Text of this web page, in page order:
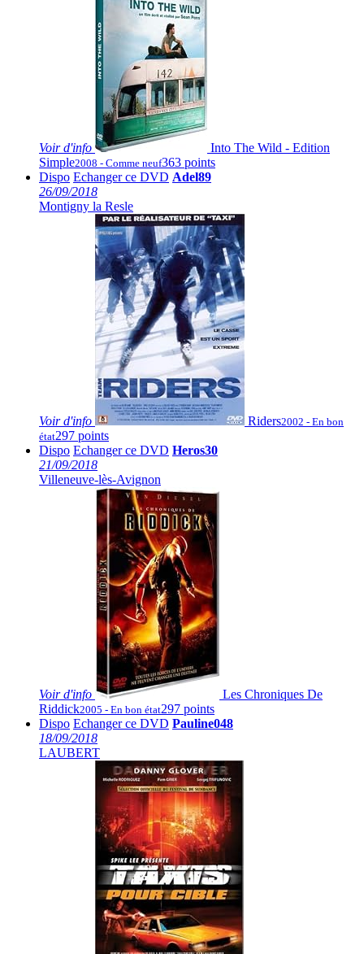
Voir d'info
Into The Wild - Edition
Simple2008 - Comme neuf363 points
Dispo Echanger ce DVD Adel89
26/09/2018
Montigny la Resle
Voir d'info Riders2002 - En bon
état297 points
Dispo Echanger ce DVD Heros30
21/09/2018
Villeneuve-lès-Avignon
Voir d'info
Les Chroniques De
Riddick2005 - En bon état297 points
Dispo Echanger ce DVD Pauline048
18/09/2018
LAUBERT